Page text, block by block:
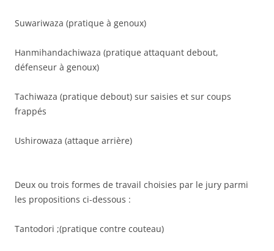
Suwariwaza (pratique à genoux)
Hanmihandachiwaza (pratique attaquant debout,
défenseur à genoux)
Tachiwaza (pratique debout) sur saisies et sur coups
frappés
Ushirowaza (attaque arrière)
Deux ou trois formes de travail choisies par le jury parmi
les propositions ci-dessous :
Tantodori ;(pratique contre couteau)